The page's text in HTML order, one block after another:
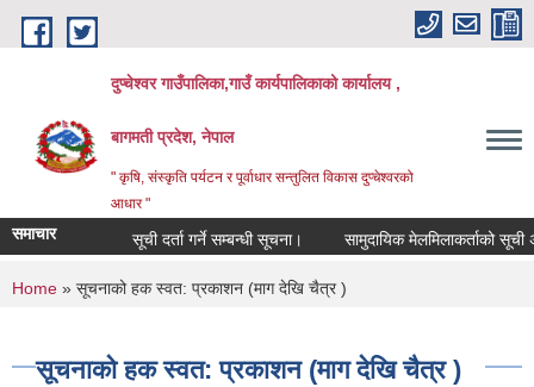
Skip to main content
दुप्चेश्वर गाउँपालिका,गाउँ कार्यपालिकाको कार्यालय ,
बागमती प्रदेश, नेपाल
" कृषि, संस्कृति पर्यटन र पूर्वाधार सन्तुलित विकास दुप्चेश्वरको
आधार "
समाचार सूची दर्ता गर्ने सम्बन्धी सूचना। सामुदायिक मेलमिलाकर्ताको सूची
You are here
Home » सूचनाको हक स्वत: प्रकाशन (माग देखि चैत्र )
सूचनाको हक स्वत: प्रकाशन (माग देखि चैत्र )